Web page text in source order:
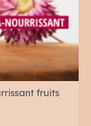
fruits